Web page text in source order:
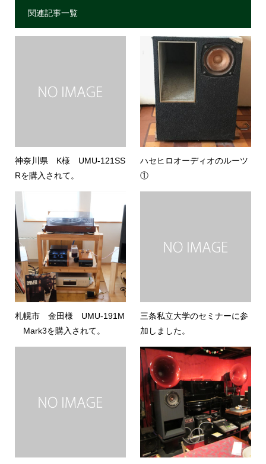
関連記事一覧
神奈川県 K様 UMU-121SS
Rを購入されて。
ハセヒロオーディオのルーツ
①
札幌市 金田様 UMU-191M
Mark3を購入されて。
三条私立大学のセミナーに参
加しました。